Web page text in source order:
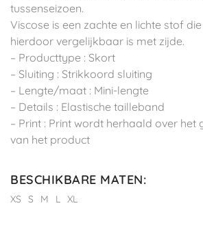
tussenseizoen.
Viscose is een zachte en lichte stof
hierdoor vergelijkbaar is met zijde.
– Producttype : Skort
– Sluiting : Strikkoord sluiting
– Lengte/maat : Mini-lengte
– Details : Elastische tailleband
– Print : Print wordt herhaald over het
van het product
BESCHIKBARE MATEN:
XS S M L XL